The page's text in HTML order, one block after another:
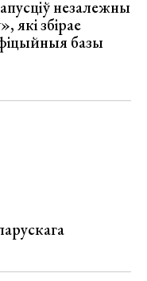
незалежны
які збірае
базы